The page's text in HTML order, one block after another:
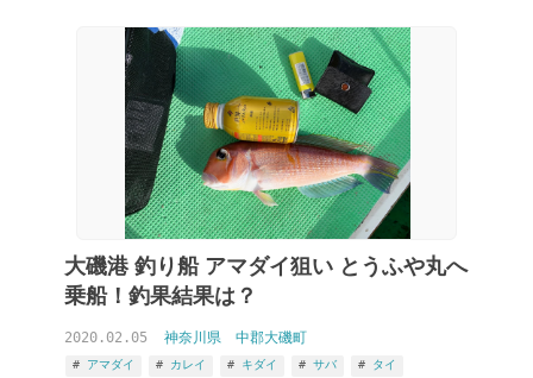
大磯港 釣り船 アマダイ狙い とうふや丸へ
乗船！釣果結果は？
2020.02.05 神奈川県 中郡大磯町
アマダイ カレイ キダイ サバ タイ